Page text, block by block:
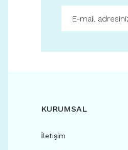
KURUMSAL
İletişim